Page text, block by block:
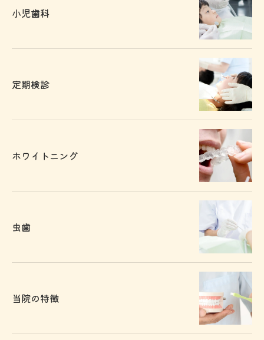
小児歯科
定期検診
ホワイトニング
虫歯
当院の特徴